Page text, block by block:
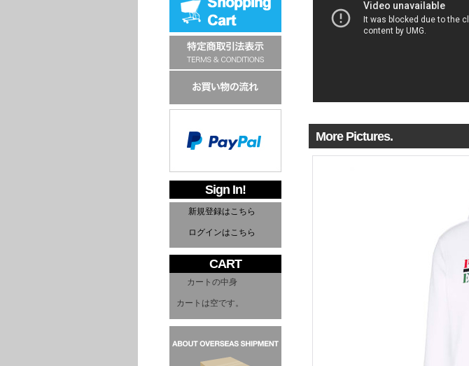
Sign In!
新規登録はこちら
ログインはこちら
CART
カートの中身
カートは空です。
More Pictures.